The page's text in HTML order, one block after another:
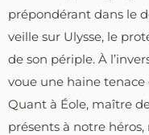
prépondérant dans le
veille sur Ulysse, le
de son périple. À
voue une haine tenace
Quant à Éole, maître
présents à notre